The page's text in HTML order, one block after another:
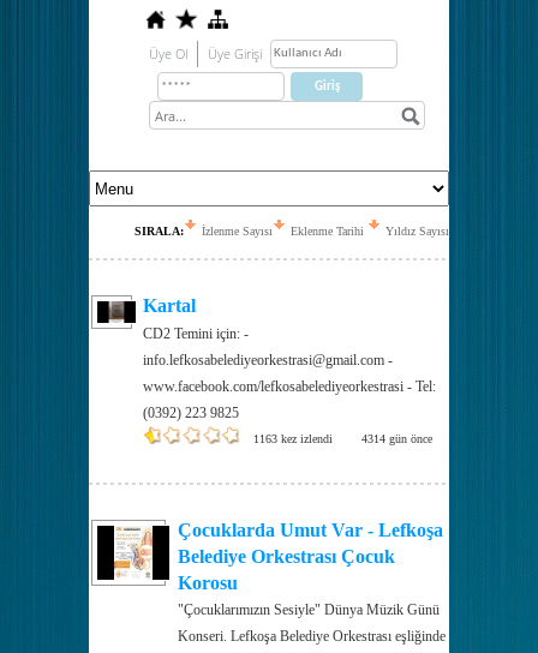
Üye Ol Üye Girişi
SIRALA: İzlenme Sayısı Eklenme Tarihi Yıldız Sayısı
Kartal
CD2 Temini için: -
info.lefkosabelediyeorkestrasi@gmail.com -
www.facebook.com/lefkosabelediyeorkestrasi - Tel:
(0392) 223 9825
1163 kez izlendi 4314 gün önce
Çocuklarda Umut Var - Lefkoşa
Belediye Orkestrası Çocuk
Korosu
"Çocuklarımızın Sesiyle" Dünya Müzik Günü
Konseri. Lefkoşa Belediye Orkestrası eşliğinde